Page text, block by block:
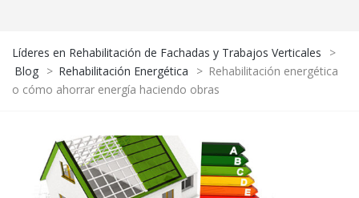
Líderes en Rehabilitación de Fachadas y Trabajos Verticales
>
Blog > Rehabilitación Energética > Rehabilitación energética
o cómo ahorrar energía haciendo obras